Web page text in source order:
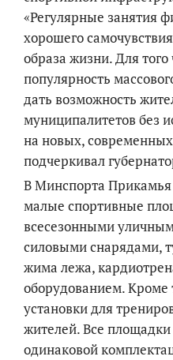
«Регулярные занятия
хорошего
образа жизни. Для того
популярность
дать возможность
муниципалитетов без
на новых,
подчеркивал
В Минспорта
малые спортивные
всесезонными
силовыми снарядами,
жима лежа,
оборудованием. Кроме
установки для
жителей. Все
одинаковой